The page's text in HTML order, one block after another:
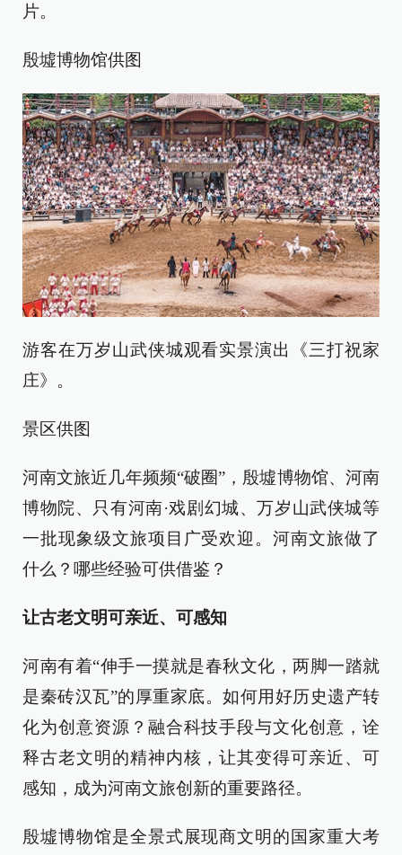
片。
殷墟博物馆供图
游客在万岁山武侠城观看实景演出《三打祝家
庄》。
景区供图
河南文旅近几年频频“破圈”，殷墟博物馆、河南
博物院、只有河南·戏剧幻城、万岁山武侠城等
一批现象级文旅项目广受欢迎。河南文旅做了
什么？哪些经验可供借鉴？
让古老文明可亲近、可感知
河南有着“伸手一摸就是春秋文化，两脚一踏就
是秦砖汉瓦”的厚重家底。如何用好历史遗产转
化为创意资源？融合科技手段与文化创意，诠
释古老文明的精神内核，让其变得可亲近、可
感知，成为河南文旅创新的重要路径。
殷墟博物馆是全景式展现商文明的国家重大考